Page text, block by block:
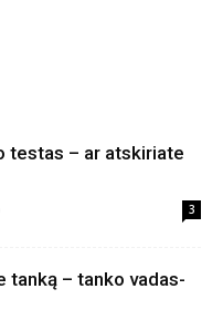
testas – ar atskiriate
3
tanką – tanko vadas-